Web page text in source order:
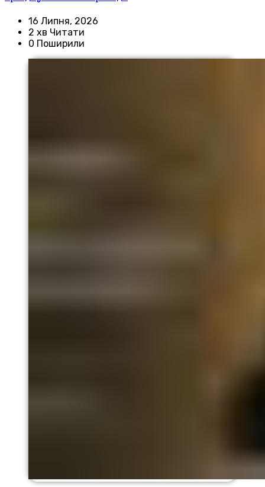
16 Липня, 2026
2 хв Читати
0 Поширили